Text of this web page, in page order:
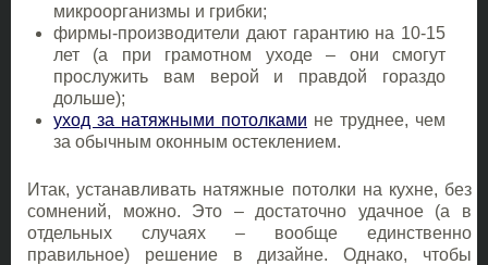
микроорганизмы и грибки;
фирмы-производители дают гарантию на 10-15
лет (а при грамотном уходе – они смогут
прослужить вам верой и правдой гораздо
дольше);
уход за натяжными потолками не труднее, чем
за обычным оконным остеклением.
Итак, устанавливать натяжные потолки на кухне, без
сомнений, можно. Это – достаточно удачное (а в
отдельных случаях – вообще единственно
правильное) решение в дизайне. Однако, чтобы